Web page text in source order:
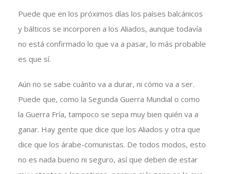
Puede que en los próximos días los países balcánicos
y bálticos se incorporen a los Aliados, aunque todavía
no está confirmado lo que va a pasar, lo más probable
es que sí.
Aún no se sabe cuánto va a durar, ni cómo va a ser.
Puede que, como la Segunda Guerra Mundial o como
la Guerra Fría, tampoco se sepa muy bien quién va a
ganar. Hay gente que dice que los Aliados y otra que
dice que los árabe-comunistas. De todos modos, esto
no es nada bueno ni seguro, así que deben de estar